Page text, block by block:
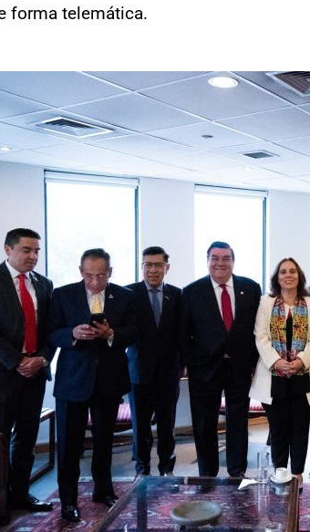
forma telemática.